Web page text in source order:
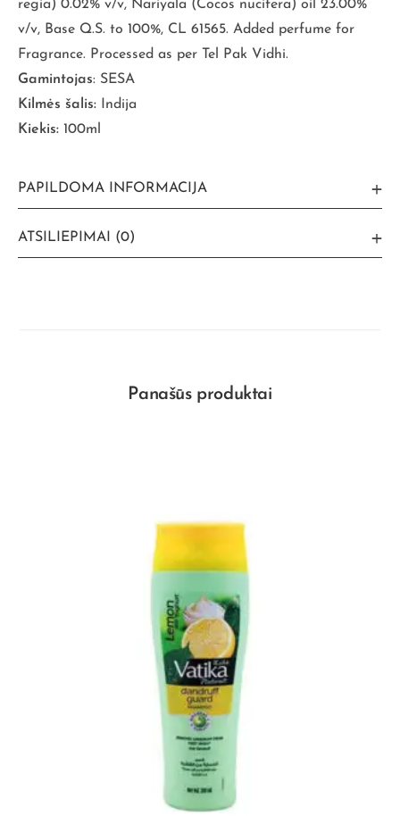
regia) 0.02% v/v, Nariyala (Cocos nucifera) oil 23.00%
v/v, Base Q.S. to 100%, CL 61565. Added perfume for
Fragrance. Processed as per Tel Pak Vidhi.
Gamintojas: SESA
Kilmės šalis: Indija
Kiekis: 100ml
PAPILDOMA INFORMACIJA
ATSILIEPIMAI (0)
Panašūs produktai